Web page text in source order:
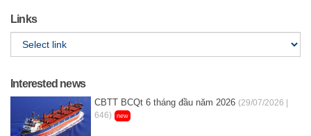
Links
Interested news
CBTT BCQt 6 tháng đầu năm 2026 (29/07/2026 |
646)
new